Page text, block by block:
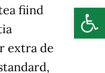
fiind
extra de